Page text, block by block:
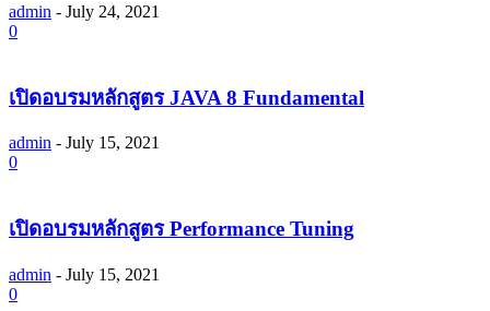
admin - July 24, 2021
0
เปิดอบรมหลักสูตร JAVA 8 Fundamental
admin - July 15, 2021
0
เปิดอบรมหลักสูตร Performance Tuning
admin - July 15, 2021
0